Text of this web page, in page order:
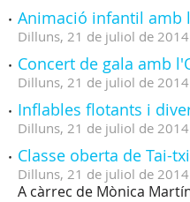
Animació infantil amb
Dilluns, 21 de juliol de 2014
Concert de gala amb
Dilluns, 21 de juliol de 2014
Inflables flotants i
Dilluns, 21 de juliol de 2014
Classe oberta de Tai-txi
Dilluns, 21 de juliol de 2014
A càrrec de Mònica